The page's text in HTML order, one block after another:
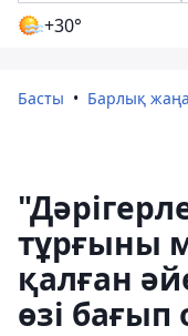
+30°
Басты Барлық
тұрғыны
қалған
өзі бағып